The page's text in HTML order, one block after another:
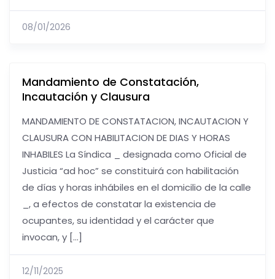
08/01/2026
Mandamiento de Constatación,
Incautación y Clausura
MANDAMIENTO DE CONSTATACION, INCAUTACION Y
CLAUSURA CON HABILITACION DE DIAS Y HORAS
INHABILES La Síndica _ designada como Oficial de
Justicia “ad hoc” se constituirá con habilitación
de días y horas inhábiles en el domicilio de la calle
_, a efectos de constatar la existencia de
ocupantes, su identidad y el carácter que
invocan, y […]
12/11/2025